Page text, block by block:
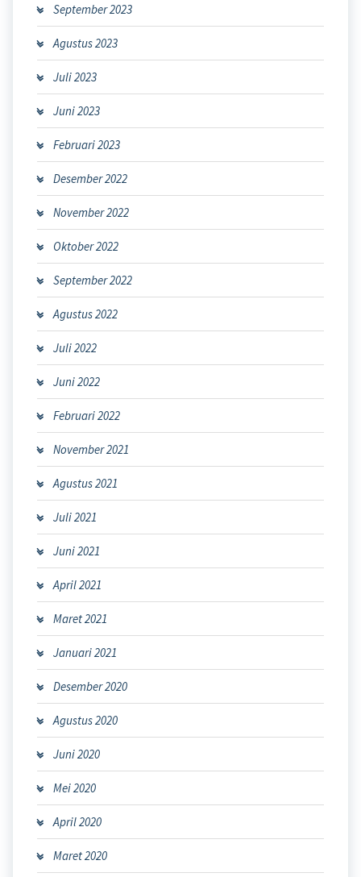
September 2023
Agustus 2023
Juli 2023
Juni 2023
Februari 2023
Desember 2022
November 2022
Oktober 2022
September 2022
Agustus 2022
Juli 2022
Juni 2022
Februari 2022
November 2021
Agustus 2021
Juli 2021
Juni 2021
April 2021
Maret 2021
Januari 2021
Desember 2020
Agustus 2020
Juni 2020
Mei 2020
April 2020
Maret 2020